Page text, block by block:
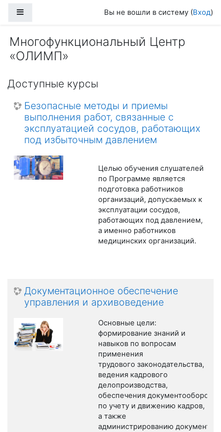
Вы не вошли в систему (Вход)
Многофункциональный Центр
«ОЛИМП»
Доступные курсы
Безопасные методы и приемы
выполнения работ, связанные с
эксплуатацией сосудов, работающих
под избыточным давлением
Целью обучения слушателей
по Программе является
подготовка работников
организаций, допускаемых к
эксплуатации сосудов,
работающих под давлением,
а именно работников
медицинских организаций.
Документационное обеспечение
управления и архивоведение
Основные цели:
формирование знаний и
навыков по вопросам
применения
трудового законодательства,
ведения кадрового
делопроизводства,
обеспечения документооборота
по учету и движению кадров,
а также
администрированию